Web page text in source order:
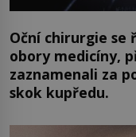
Oční chirurgie se
obory medicíny,
zaznamenali za
skok kupředu.